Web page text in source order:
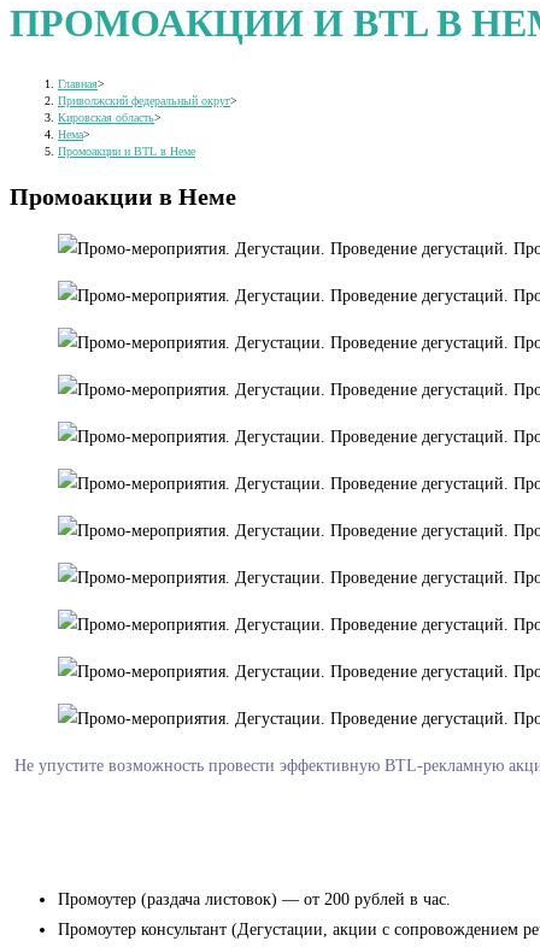
ПРОМОАКЦИИ И BTL В
Главная>
Приволжский федеральный округ>
Кировская область>
Нема>
Промоакции и BTL в Неме
Промоакции в Неме
Не упустите возможность провести эффективную BTL-рекламную
Промоутер (раздача листовок) — от 200 рублей в час.
Промоутер консультант (Дегустации, акции с сопровождением